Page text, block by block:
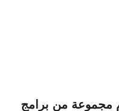
مجموعة من برامج